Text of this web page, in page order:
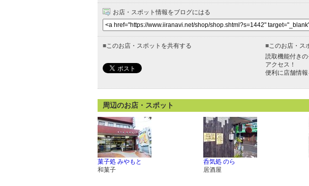
お店・スポット情報をブログにはる
■このお店・スポットを共有する ■このお店・ス
読取機能付き
アクセス！
便利に店舗情報
周辺のお店・スポット
菓子処 みやもと
和菓子
呑気処 のら
居酒屋